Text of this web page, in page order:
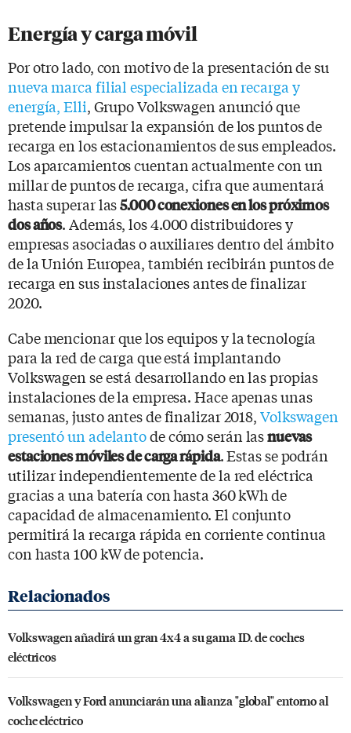
Energía y carga móvil
Por otro lado, con motivo de la presentación de su
nueva marca filial especializada en recarga y
energía, Elli, Grupo Volkswagen anunció que
pretende impulsar la expansión de los puntos de
recarga en los estacionamientos de sus empleados.
Los aparcamientos cuentan actualmente con un
millar de puntos de recarga, cifra que aumentará
hasta superar las5.000 conexiones en los próximos
dos años. Además, los 4.000 distribuidores y
empresas asociadas o auxiliares dentro del ámbito
de la Unión Europea, también recibirán puntos de
recarga en sus instalaciones antes de finalizar
2020.
Cabe mencionar que los equipos y la tecnología
para la red de carga que está implantando
Volkswagen se está desarrollando en las propias
instalaciones de la empresa. Hace apenas unas
semanas, justo antes de finalizar 2018,Volkswagen
presentó un adelantode cómo serán lasnuevas
estaciones móviles de carga rápida. Estas se podrán
utilizar independientemente de la red eléctrica
gracias a una batería con hasta 360 kWh de
capacidad de almacenamiento. El conjunto
permitirá la recarga rápida en corriente continua
con hasta 100 kW de potencia.
Volkswagen añadirá un gran 4x4 a su gama ID. de coches
eléctricos
Volkswagen y Ford anunciarán una alianza "global" entorno al
coche eléctrico